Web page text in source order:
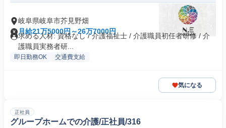
岐阜県岐阜市芥見野畑
月給21万5000円～26万7000円
求める人材: 資格なし / 介護福祉士 / 介護職員初任者研修 / 介
護職員実務者研...
即日勤務OK 交通費支給
気になる
正社員
グループホームでの介護/正社員/316